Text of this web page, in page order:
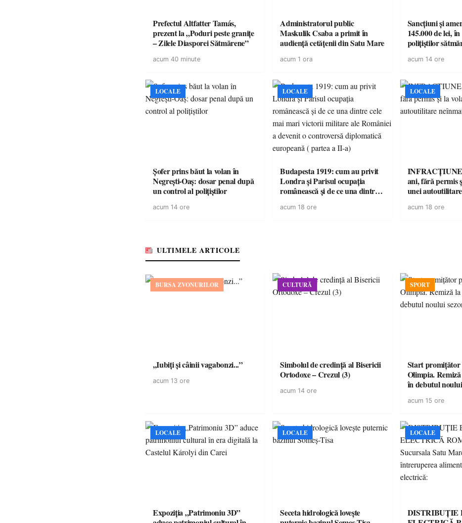
Prefectul Altfatter Tamás,
prezent la „Poduri peste granițe
– Zilele Diasporei Sătmărene”
acum 40 minute
Administratorul public
Maskulik Csaba a primit în
audiență cetățenii din Satu Mare
acum 1 ora
Sancțiuni și
145.000 de lei,
polițiștilor
acum 14 ore
LOCALE
Șofer prins băut la volan în
Negrești-Oaș: dosar penal după
un control al polițiștilor
acum 14 ore
LOCALE
Budapesta 1919: cum au privit
Londra și Parisul ocupația
românească și de ce una dintre
României a devenit o
acum 18 ore
LOCALE
ani, fără permis
unei autoutilitare
acum 18 ore
ULTIMELE ARTICOLE
BURSA ZVONURILOR
,,Iubiți și câinii vagabonzi...”
acum 13 ore
CULTURĂ
Simbolul de credinţă al Bisericii
Ortodoxe – Crezul (3)
acum 14 ore
SPORT
Start
Olimpia.
în debutul
acum 15 ore
LOCALE
Expoziția „Patrimoniu 3D”
LOCALE
Seceta hidrologică lovește
LOCALE
DISTRIBUȚIE